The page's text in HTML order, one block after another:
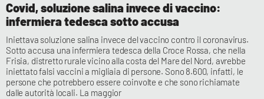
Covid, soluzione salina invece di vaccino:
infermiera tedesca sotto accusa
Iniettava soluzione salina invece del vaccino contro il coronavirus.
Sotto accusa una infermiera tedesca della Croce Rossa, che nella
Frisia, distretto rurale vicino alla costa del Mare del Nord, avrebbe
iniettato falsi vaccini a migliaia di persone. Sono 8.600, infatti, le
persone che potrebbero essere coinvolte e che sono richiamate
dalle autorità locali. La maggior